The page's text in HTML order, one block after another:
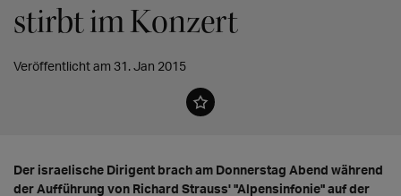
stirbt im Konzert
Veröffentlicht am 31. Jan 2015
Der israelische Dirigent brach am Donnerstag Abend während
der Aufführung von Richard Strauss' "Alpensinfonie" auf der